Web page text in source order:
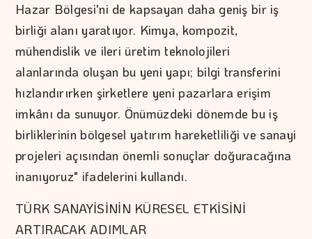
Hazar Bölgesi'ni de kapsayan daha geniş bir iş
birliği alanı yaratıyor. Kimya, kompozit,
mühendislik ve ileri üretim teknolojileri
alanlarında oluşan bu yeni yapı; bilgi transferini
hızlandırırken şirketlere yeni pazarlara erişim
imkânı da sunuyor. Önümüzdeki dönemde bu iş
birliklerinin bölgesel yatırım hareketliliği ve sanayi
projeleri açısından önemli sonuçlar doğuracağına
inanıyoruz" ifadelerini kullandı.
TÜRK SANAYİSİNİN KÜRESEL ETKİSİNİ
ARTIRACAK ADIMLAR